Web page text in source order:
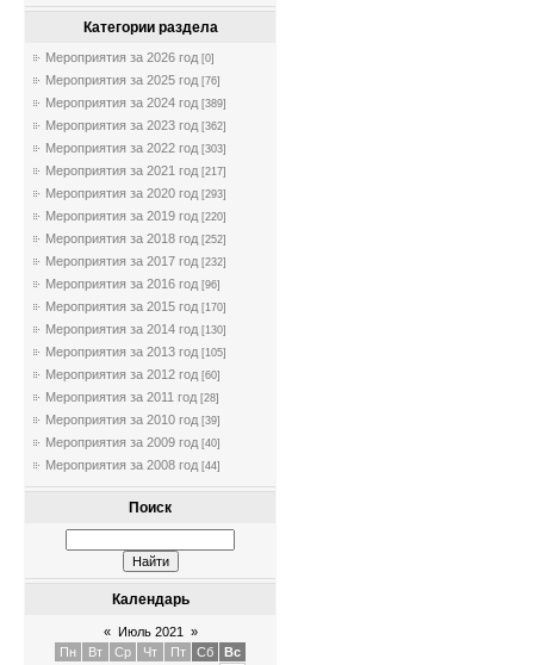
Категории раздела
Мероприятия за 2026 год [0]
Мероприятия за 2025 год [76]
Мероприятия за 2024 год [389]
Мероприятия за 2023 год [362]
Мероприятия за 2022 год [303]
Мероприятия за 2021 год [217]
Мероприятия за 2020 год [293]
Мероприятия за 2019 год [220]
Мероприятия за 2018 год [252]
Мероприятия за 2017 год [232]
Мероприятия за 2016 год [96]
Мероприятия за 2015 год [170]
Мероприятия за 2014 год [130]
Мероприятия за 2013 год [105]
Мероприятия за 2012 год [60]
Мероприятия за 2011 год [28]
Мероприятия за 2010 год [39]
Мероприятия за 2009 год [40]
Мероприятия за 2008 год [44]
Поиск
Календарь
« Июль 2021
»
Пн
Вт Ср Чт Пт Сб
Вс